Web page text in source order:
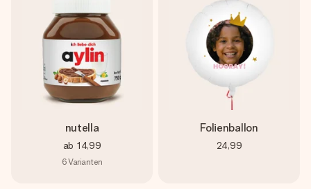
nutella
ab 14,99
6Varianten
Folienballon
24,99